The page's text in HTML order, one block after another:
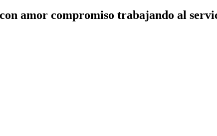
amor compromiso trabajando al